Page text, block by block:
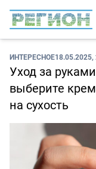
ИНТЕРЕСНОЕ18.05.2025,
Уход за
выберите
на сухость